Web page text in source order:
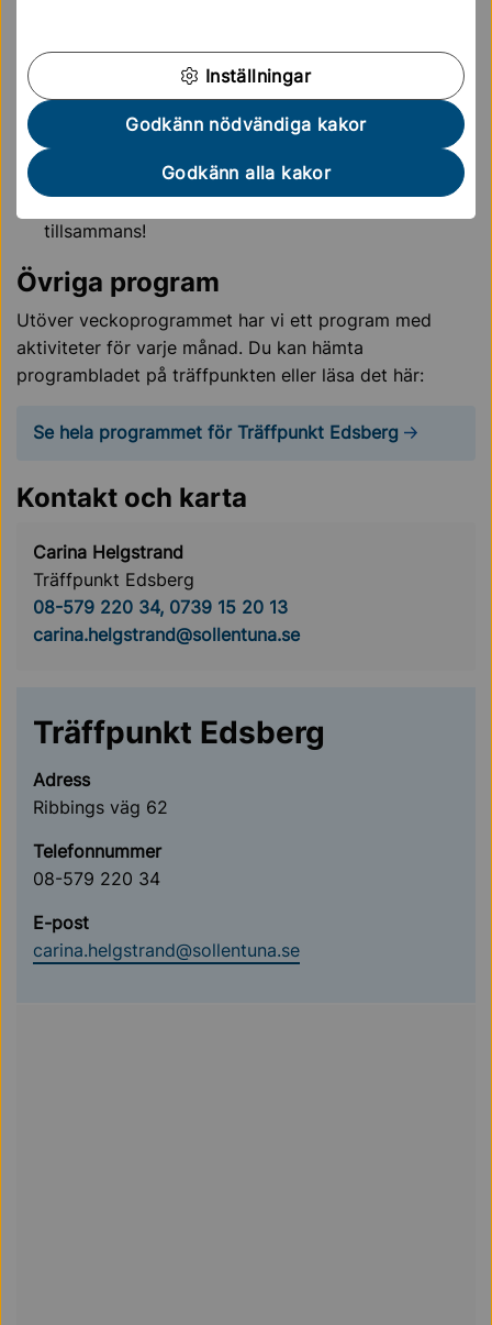
Inställningar
Godkänn nödvändiga kakor
Godkänn alla kakor
Lördagar
11.00 Promenadgrupp med samling utanför
Träffpunkt Edsberg.
Kom med du också, det är roligare att gå
tillsammans!
Övriga program
Utöver veckoprogrammet har vi ett program med
aktiviteter för varje månad. Du kan hämta
programbladet på träffpunkten eller läsa det här:
Se hela programmet för Träffpunkt Edsberg
Kontakt och karta
Carina Helgstrand
Träffpunkt Edsberg
08-579 220 34, 0739 15 20 13
carina.helgstrand@sollentuna.se
Träffpunkt Edsberg
Adress
Ribbings väg 62
Telefonnummer
08-579 220 34
E-post
carina.helgstrand@sollentuna.se